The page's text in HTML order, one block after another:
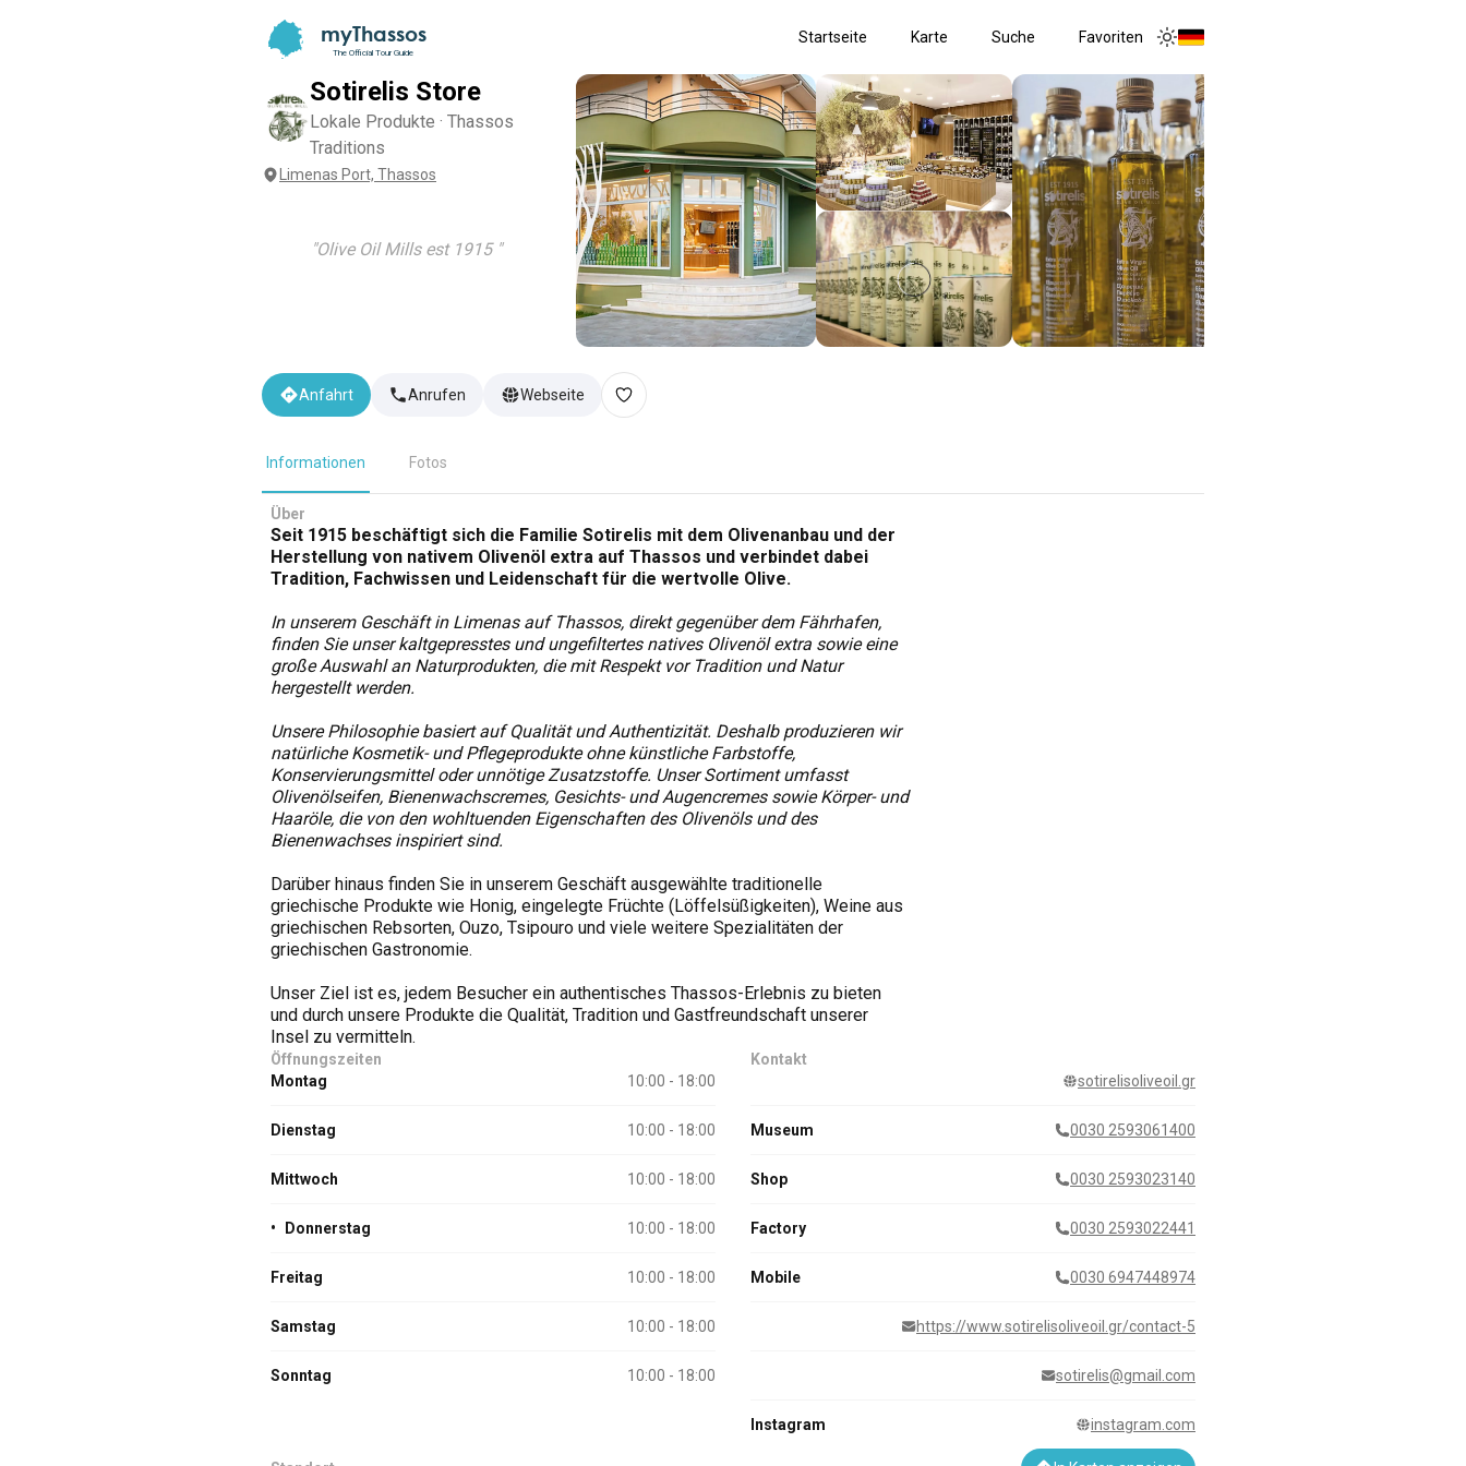
myThassos
The Official Tour Guide
Startseite Karte Suche
Favoriten
Sotirelis Store
Lokale Produkte · Thassos
Traditions
Limenas Port, Thassos
"Olive Oil Mills est 1915 "
Anfahrt Anrufen Webseite
Informationen Fotos
Über
Seit 1915 beschäftigt sich die Familie Sotirelis mit dem Olivenanbau und der
Herstellung von nativem Olivenöl extra auf Thassos und verbindet dabei
Tradition, Fachwissen und Leidenschaft für die wertvolle Olive.
In unserem Geschäft in Limenas auf Thassos, direkt gegenüber dem Fährhafen,
finden Sie unser kaltgepresstes und ungefiltertes natives Olivenöl extra sowie eine
große Auswahl an Naturprodukten, die mit Respekt vor Tradition und Natur
hergestellt werden.
Unsere Philosophie basiert auf Qualität und Authentizität. Deshalb produzieren wir
natürliche Kosmetik- und Pflegeprodukte ohne künstliche Farbstoffe,
Konservierungsmittel oder unnötige Zusatzstoffe. Unser Sortiment umfasst
Olivenölseifen, Bienenwachscremes, Gesichts- und Augencremes sowie Körper- und
Haaröle, die von den wohltuenden Eigenschaften des Olivenöls und des
Bienenwachses inspiriert sind.
Darüber hinaus finden Sie in unserem Geschäft ausgewählte traditionelle
griechische Produkte wie Honig, eingelegte Früchte (Löffelsüßigkeiten), Weine aus
griechischen Rebsorten, Ouzo, Tsipouro und viele weitere Spezialitäten der
griechischen Gastronomie.
Unser Ziel ist es, jedem Besucher ein authentisches Thassos-Erlebnis zu bieten
und durch unsere Produkte die Qualität, Tradition und Gastfreundschaft unserer
Insel zu vermitteln.
Öffnungszeiten
Montag
10:00 - 18:00
Dienstag 10:00 - 18:00
Mittwoch 10:00 - 18:00
• Donnerstag 10:00 - 18:00
Freitag 10:00 - 18:00
Samstag 10:00 - 18:00
Sonntag 10:00 - 18:00
Kontakt
sotirelisoliveoil.gr
Museum 0030 2593061400
Shop 0030 2593023140
Factory 0030 2593022441
Mobile 0030 6947448974
https://www.sotirelisoliveoil.gr/contact-5
sotirelis@gmail.com
Instagram instagram.com